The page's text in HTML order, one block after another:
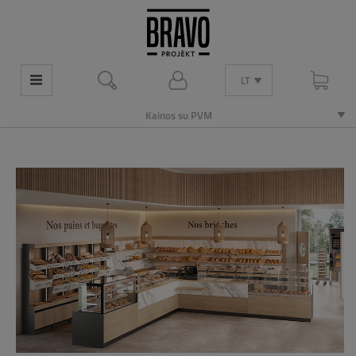
LT
Kainos su PVM